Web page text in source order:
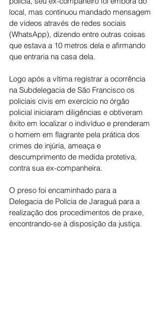
local, mas continuou mandado mensagem
de vídeos através de redes sociais
(WhatsApp), dizendo entre outras coisas
que estava a 10 metros dela e afirmando
que entraria na casa dela.
Logo após a vítima registrar a ocorrência
na Subdelegacia de São Francisco os
policiais civis em exercício no órgão
policial iniciaram diligências e obtiveram
êxito em localizar o indivíduo e prenderam
o homem em flagrante pela prática dos
crimes de injúria, ameaça e
descumprimento de medida protetiva,
contra sua ex-companheira.
O preso foi encaminhado para a
Delegacia de Polícia de Jaraguá para a
realização dos procedimentos de praxe,
encontrando-se à disposição da justiça.